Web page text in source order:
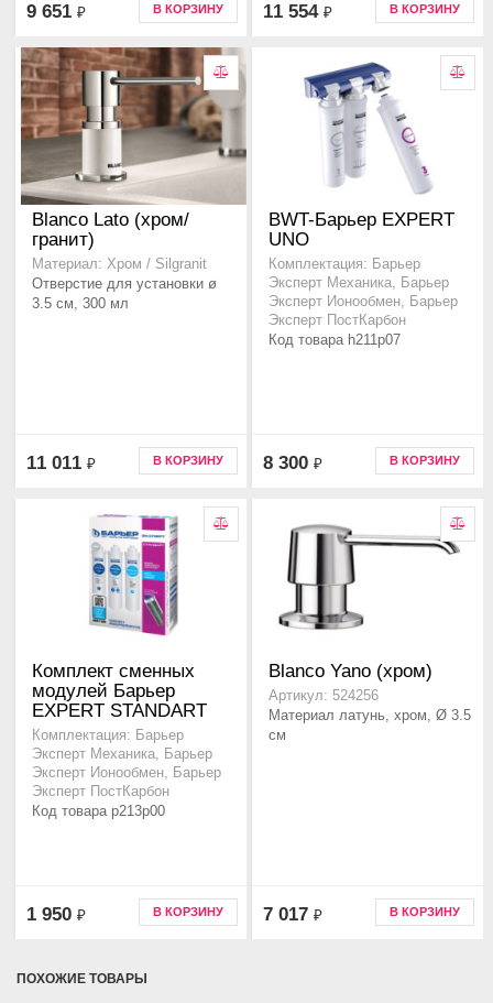
9 651 ₽ В КОРЗИНУ 11 554 ₽ В КОРЗИНУ
Blanco Lato (хром/
гранит)
Материал: Хром / Silgranit
Отверстие для установки ø
3.5 см, 300 мл
11 011 ₽ В КОРЗИНУ
BWT-Барьер EXPERT
UNO
Комплектация: Барьер
Эксперт Механика, Барьер
Эксперт Ионообмен, Барьер
Эксперт ПостКарбон
Код товара h211p07
8 300 ₽ В КОРЗИНУ
Комплект сменных
модулей Барьер
EXPERT STANDART
Комплектация: Барьер
Эксперт Механика, Барьер
Эксперт Ионообмен, Барьер
Эксперт ПостКарбон
Код товара p213p00
1 950 ₽ В КОРЗИНУ
Blanco Yano (хром)
Артикул: 524256
Материал латунь, хром, Ø 3.5
см
7 017 ₽ В КОРЗИНУ
ПОХОЖИЕ ТОВАРЫ